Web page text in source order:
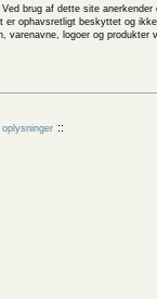
brug af dette site
ophavsretligt beskyttet og
varenavne, logoer og